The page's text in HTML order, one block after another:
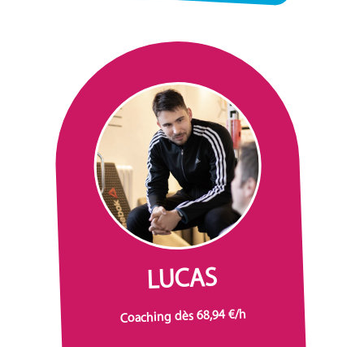
LUCAS
Coaching dès 68,94 €/h